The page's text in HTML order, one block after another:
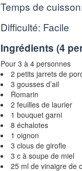
Temps de
Difficulté: Facile
Ingrédients (4
Pour 3 à 4 personnes
2 petits jarrets de
3 gousses d’ail
Romarin
2 feuilles de laurier
1 bouquet garni
8 échalotes
1 oignon
3 clous de girofle
3 c à soupe de miel
25 ml de vinaigre de